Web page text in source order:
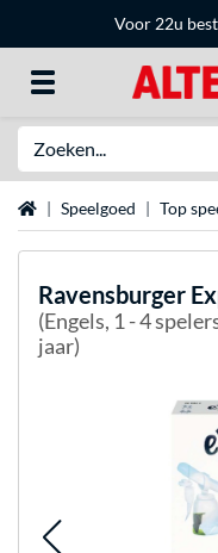
Voor 22u
HomeSpeelgoed Top
Ravensburger
(Engels, 1 - 4
jaar)